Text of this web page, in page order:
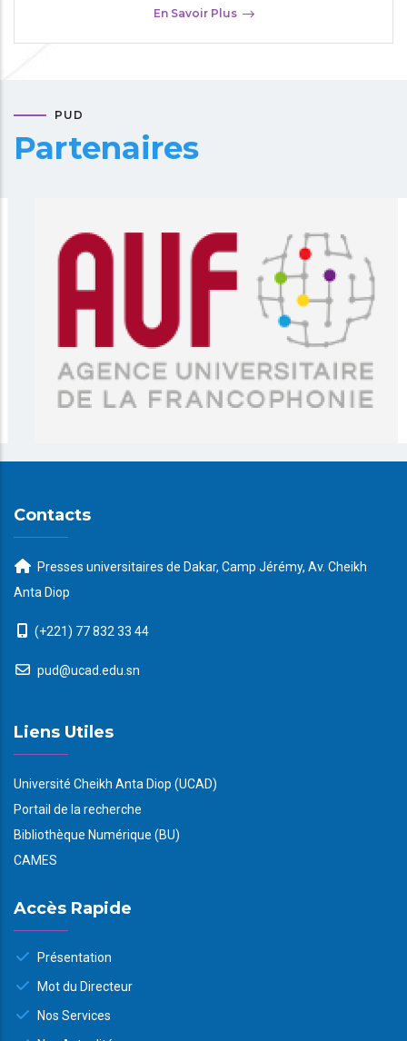
En Savoir Plus
PUD
Partenaires
Contacts
Presses universitaires de Dakar, Camp Jérémy, Av. Cheikh
Anta Diop
(+221) 77 832 33 44
pud@ucad.edu.sn
Liens Utiles
Université Cheikh Anta Diop (UCAD)
Portail de la recherche
Bibliothèque Numérique (BU)
CAMES
Accès Rapide
Présentation
Mot du Directeur
Nos Services